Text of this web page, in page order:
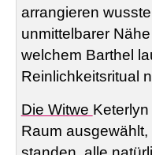
arrangieren
unmittelbarer
welchem Barthel
Reinlichkeitsritual
Die Witwe Keterlyn
Raum